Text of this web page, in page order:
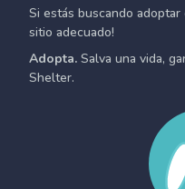
Si estás buscando adoptar
sitio adecuado!
Adopta. Salva una vida,
Shelter.